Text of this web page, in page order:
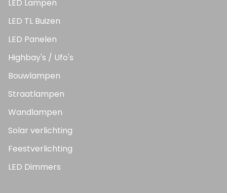
LED Lampen
LED TL Buizen
LED Panelen
Highbay's / Ufo's
Bouwlampen
Straatlampen
Wandlampen
Solar verlichting
Feestverlichting
LED Dimmers